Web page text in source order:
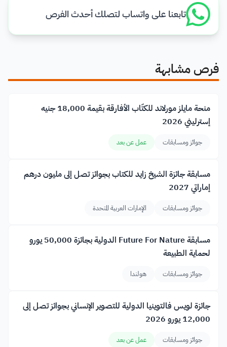
تابعنا على واتساب لتصلك أحدث الفرص
فرص مشابهة
منحة مايلز مورلاند للكتّاب الأفارقة بقيمة 18,000 جنيه
إسترليني 2026
جوائز ومسابقات عمل عن بعد
مسابقة جائزة الشيخ زايد للكتاب بجوائز تصل إلى مليون درهم
إماراتي 2027
جوائز ومسابقات الإمارات العربية المتحدة
مسابقة Future For Nature الدولية بجائزة 50,000 يورو
لحماية الطبيعة
جوائز ومسابقات هولندا
جائزة لويس فالتوينيا الدولية للتصوير الإنساني بجوائز تصل إلى
12,000 يورو 2026
جوائز ومسابقات عمل عن بعد